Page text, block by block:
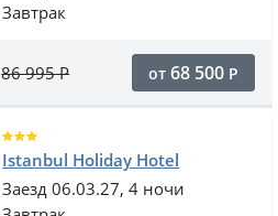
Завтрак
86 995Р от 68 500 Р
Istanbul Holiday Hotel
Заезд 06.03.27, 4 ночи